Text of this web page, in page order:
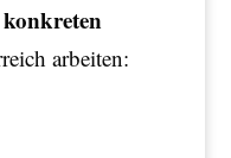
konkreten
arbeiten: